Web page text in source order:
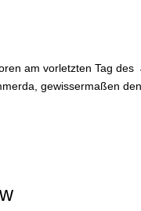
am vorletzten Tag
gewissermaßen